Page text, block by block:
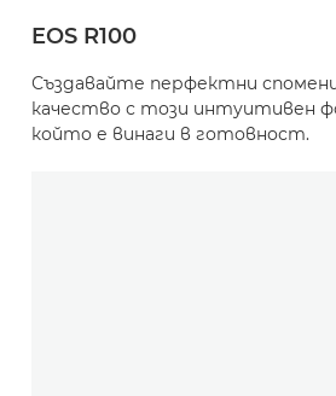
EOS R100
Създавайте перфектни
качество с този интуитивен
който е винаги в готовност.